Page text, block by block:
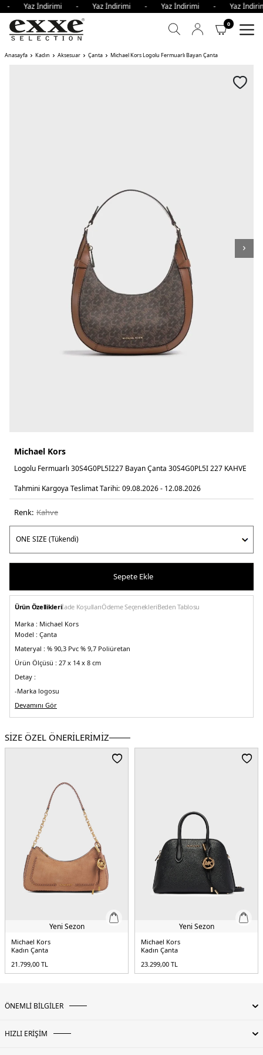
- Yaz İndirimi - Yaz İndirimi - Yaz İndirimi - Yaz
0
Anasayfa Kadın Aksesuar Çanta Michael Kors Logolu Fermuarlı Bayan Çanta
Michael Kors
Logolu Fermuarlı 30S4G0PL5I227 Bayan Çanta 30S4G0PL5I 227 KAHVE
Tahmini Kargoya Teslimat Tarihi: 09.08.2026 - 12.08.2026
Renk: kahve
Sepete Ekle
Ürün Özellikleriİade KoşullarıÖdeme SeçenekleriBeden Tablosu
Marka : Michael Kors
Model : Çanta
Materyal : % 90,3 Pvc % 9,7 Poliüretan
Ürün Ölçüsü : 27 x 14 x 8 cm
Detay :
-Marka logosu
Üretim Yeri :Bangladeş
5DE230S4G0PL5I227.03
Devamını Gör
SİZE ÖZEL ÖNERİLERİMİZ
Yeni Sezon
Michael Kors
Kadın Çanta
21.799,00 TL
Yeni Sezon
Michael Kors
Kadın Çanta
23.299,00 TL
ÖNEMLİ BİLGİLER
HIZLI ERİŞİM